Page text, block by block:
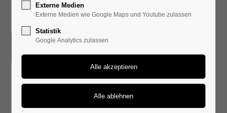
Anmelden
Lost your password?
Schülerinnen
und Schüler
leisten aktiven
Beitrag zur
Erinnerungskult
ur
Externe Medien
Externe Medien wie Google Maps und Youtube zulassen
Statistik
Google Analytics zulassen